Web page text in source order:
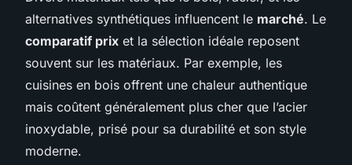
alternatives synthétiques influencent le marché. Le
comparatif prix et la sélection idéale reposent
souvent sur les matériaux. Par exemple, les
cuisines en bois offrent une chaleur authentique
mais coûtent généralement plus cher que l’acier
inoxydable, prisé pour sa durabilité et son style
moderne.